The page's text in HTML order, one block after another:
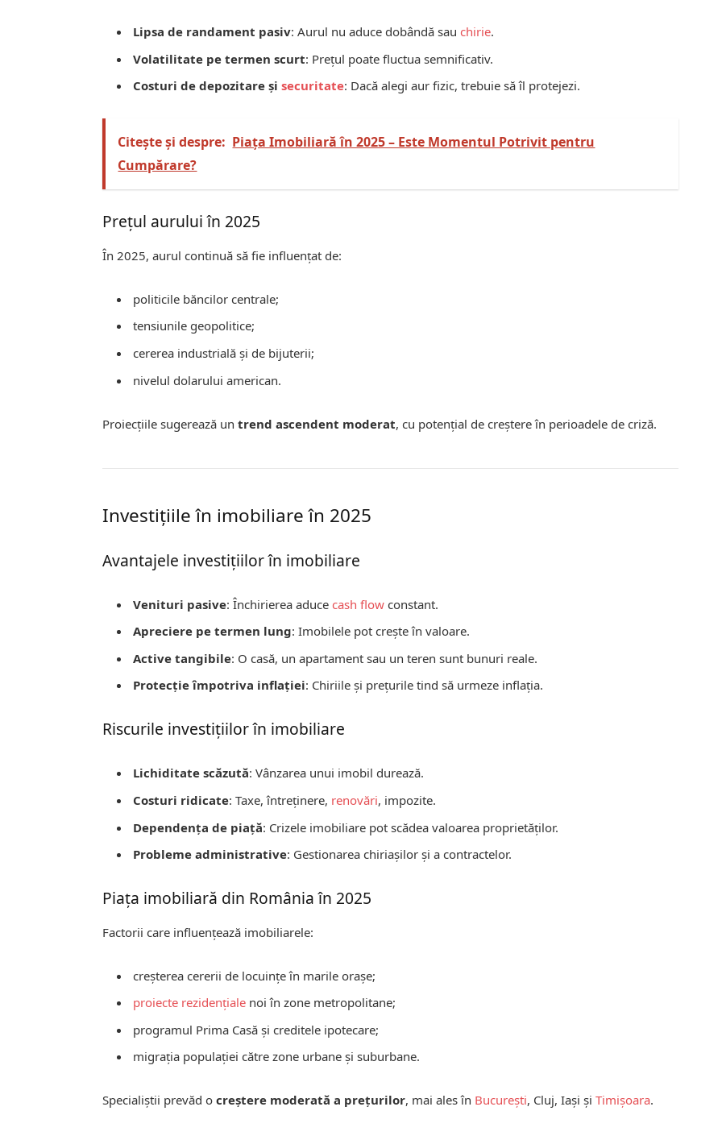
Lipsa de randament pasiv: Aurul nu aduce dobândă sau chirie.
Volatilitate pe termen scurt: Prețul poate fluctua semnificativ.
Costuri de depozitare șisecuritate: Dacă alegi aur fizic, trebuie să îl protejezi.
Citește și despre: Piața Imobiliară în 2025 – Este Momentul Potrivit pentru
Cumpărare?
Prețul aurului în 2025
În 2025, aurul continuă să fie influențat de:
politicile băncilor centrale;
tensiunile geopolitice;
cererea industrială și de bijuterii;
nivelul dolarului american.
Proiecțiile sugerează untrend ascendent moderat, cu potențial de creștere în perioadele de criză.
Investițiile în imobiliare în 2025
Avantajele investițiilor în imobiliare
Venituri pasive: Închirierea aduce cash flow constant.
Apreciere pe termen lung: Imobilele pot crește în valoare.
Active tangibile: O casă, un apartament sau un teren sunt bunuri reale.
Protecție împotriva inflației: Chiriile și prețurile tind să urmeze inflația.
Riscurile investițiilor în imobiliare
Lichiditate scăzută: Vânzarea unui imobil durează.
Costuri ridicate: Taxe, întreținere, renovări, impozite.
Dependența de piață: Crizele imobiliare pot scădea valoarea proprietăților.
Probleme administrative: Gestionarea chiriașilor și a contractelor.
Piața imobiliară din România în 2025
Factorii care influențează imobiliarele:
creșterea cererii de locuințe în marile orașe;
proiecte rezidențiale noi în zone metropolitane;
programul Prima Casă și creditele ipotecare;
migrația populației către zone urbane și suburbane.
Specialiștii prevăd ocreștere moderată a prețurilor, mai ales în București, Cluj, Iași șiTimișoara.